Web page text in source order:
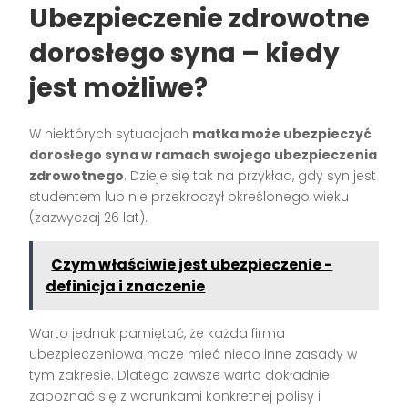
Ubezpieczenie zdrowotne
dorosłego syna – kiedy
jest możliwe?
W niektórych sytuacjach matka może ubezpieczyć
dorosłego syna w ramach swojego ubezpieczenia
zdrowotnego. Dzieje się tak na przykład, gdy syn jest
studentem lub nie przekroczył określonego wieku
(zazwyczaj 26 lat).
Czym właściwie jest ubezpieczenie -
definicja i znaczenie
Warto jednak pamiętać, że każda firma
ubezpieczeniowa może mieć nieco inne zasady w
tym zakresie. Dlatego zawsze warto dokładnie
zapoznać się z warunkami konkretnej polisy i